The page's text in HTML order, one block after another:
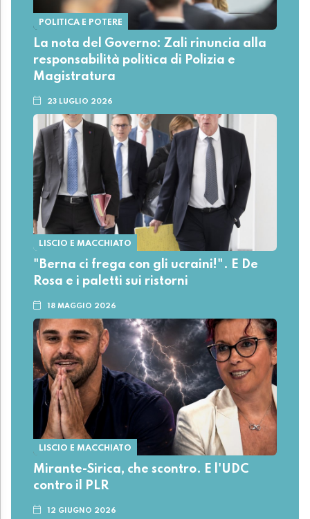
POLITICA E POTERE
La nota del Governo: Zali rinuncia alla
responsabilità politica di Polizia e
Magistratura
23 LUGLIO 2026
LISCIO E MACCHIATO
"Berna ci frega con gli ucraini!". E De
Rosa e i paletti sui ristorni
18 MAGGIO 2026
LISCIO E MACCHIATO
Mirante-Sirica, che scontro. E l'UDC
contro il PLR
12 GIUGNO 2026